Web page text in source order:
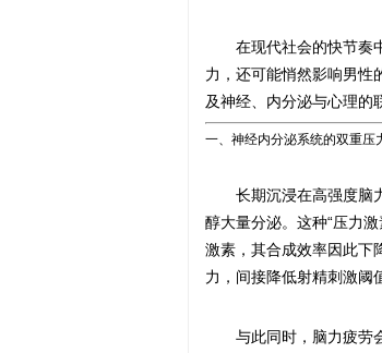
在现代社会的快节奏
力，还可能悄然影响男
及神经、内分泌与心理的
一、神经内分泌系统的双重压
长期沉浸在高强度脑
醇大量分泌。这种“压力
激素，其合成效率因此下
力，间接降低射精刺激阈
与此同时，脑力疲劳